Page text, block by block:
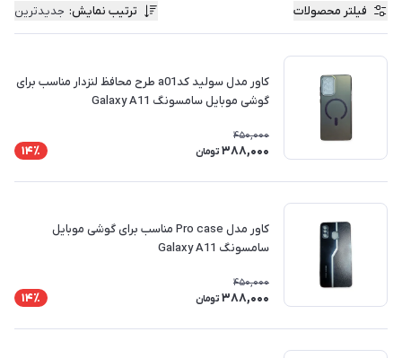
فیلتر محصولات ترتیب نمایش: جدیدترین
کاور مدل سولید کدa01 طرح محافظ لنزدار مناسب برای
گوشی موبایل سامسونگ Galaxy A11
450,000
388,000 تومان 14٪
کاور مدل Pro case مناسب برای گوشی موبایل
سامسونگ Galaxy A11
450,000
388,000 تومان 14٪